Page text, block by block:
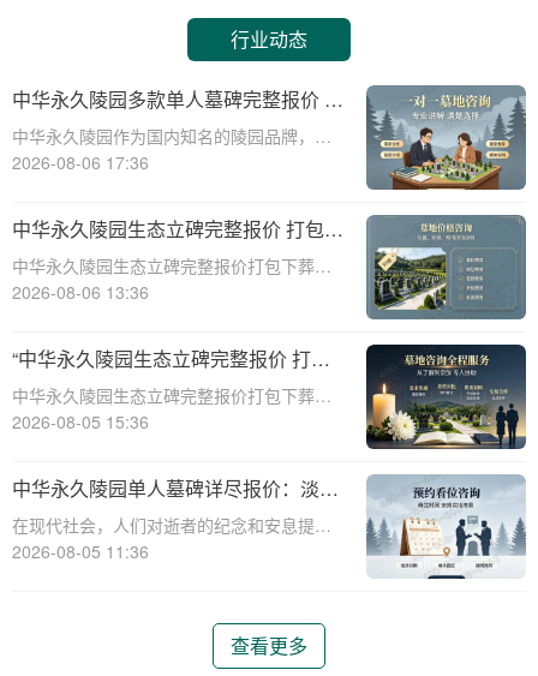
行业动态
中华永久陵园多款单人墓碑完整报价 淡
季下单直降数千元详解
中华永久陵园作为国内知名的陵园品牌，提
供多种单人墓碑选择，满足不同客户的需
墓碑的完整报价，并解释淡季下单直降数千
元的优惠政策，帮助消费者做出明智的选
择。☎ 中华永
2026-08-06 17:36
中华永久陵园生态立碑完整报价 打包下
葬服务同步享折扣详解
中华永久陵园生态立碑完整报价打包下葬服
务同步享折扣详解☎ 中华永久陵园电话:400-
的规划越来越重视。中华永久陵园作为国内
知名的陵园品牌，提供了一系列生
2026-08-06 13:36
“中华永久陵园生态立碑完整报价 打包
下葬服务同步享折扣：全方位福利解析
与专属优惠”
中华永久陵园生态立碑完整报价打包下葬服
务同步享折扣：全方位福利解析与专属优惠
社会，人们对生命的尊重和对逝者的缅怀方
式有了更多的选择。中华永久陵园作
2026-08-05 15:36
中华永久陵园单人墓碑详尽报价：淡季
订购享数千元优惠
在现代社会，人们对逝者的纪念和安息提出
了更高的要求。作为国内知名的陵园品牌，
久陵园多款单人墓碑的报价详情，并解读淡
2026-08-05 11:36
查看更多